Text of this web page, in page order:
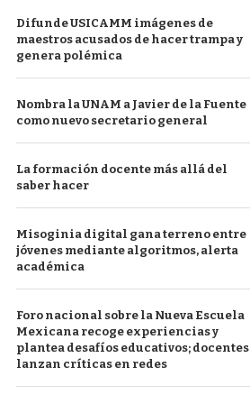
Difunde USICAMM imágenes de
maestros acusados de hacer trampa y
genera polémica
Nombra la UNAM a Javier de la Fuente
como nuevo secretario general
La formación docente más allá del
saber hacer
Misoginia digital gana terreno entre
jóvenes mediante algoritmos, alerta
académica
Foro nacional sobre la Nueva Escuela
Mexicana recoge experiencias y
plantea desafíos educativos; docentes
lanzan críticas en redes